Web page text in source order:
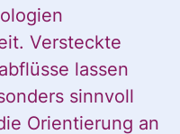
Versteckte
lassen
sinnvoll
Orientierung an